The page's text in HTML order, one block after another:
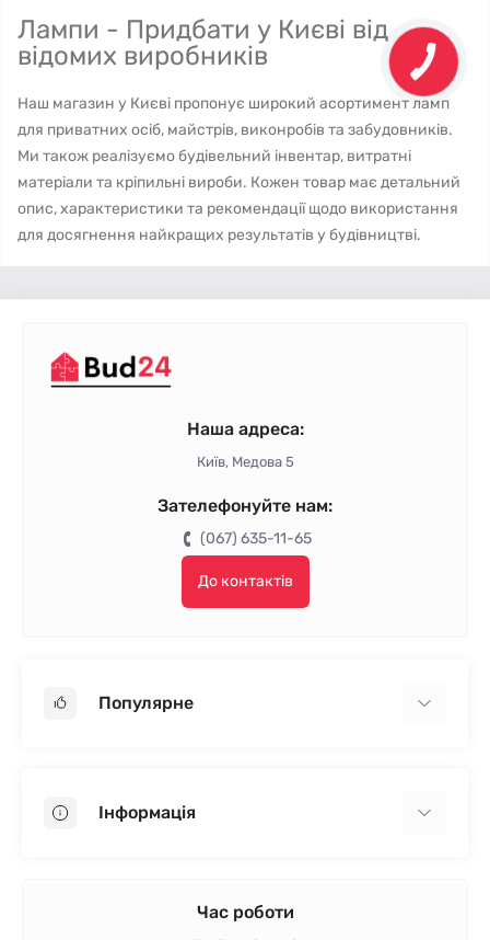
Лампи - Придбати у Києві від
відомих виробників
Наш магазин у Києві пропонує широкий асортимент ламп
для приватних осіб, майстрів, виконробів та забудовників.
Ми також реалізуємо будівельний інвентар, витратні
матеріали та кріпильні вироби. Кожен товар має детальний
опис, характеристики та рекомендації щодо використання
для досягнення найкращих результатів у будівництві.
Наша адреса:
Київ, Медова 5
Зателефонуйте нам:
(067) 635-11-65
До контактів
Популярне
Пінопласт
Інформація
Час роботи